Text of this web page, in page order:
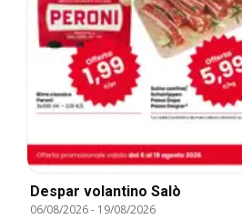
Despar volantino Salò
06/08/2026- 19/08/2026